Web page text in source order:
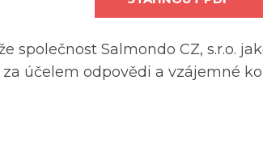
společnost Salmondo CZ, s.r.o.
za účelem odpovědi a vzájemné